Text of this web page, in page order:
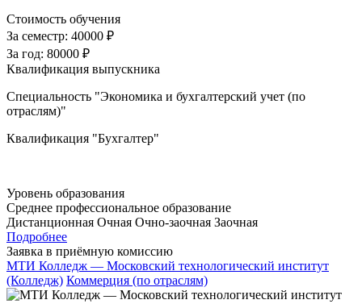
Стоимость обучения
За семестр: 40000 ₽
За год: 80000 ₽
Квалификация выпускника
Специальность "Экономика и бухгалтерский учет (по
отраслям)"
Квалификация "Бухгалтер"
Уровень образования
Среднее профессиональное образование
Дистанционная Очная Очно-заочная Заочная
Подробнее
Заявка в приёмную комиссию
МТИ Колледж — Московский технологический институт
(Колледж) Коммерция (по отраслям)